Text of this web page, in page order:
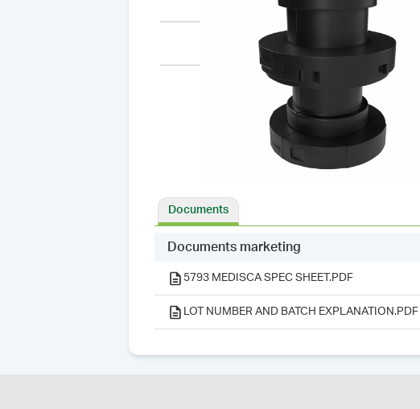
Documents
Documents marketing
5793 MEDISCA SPEC SHEET.PDF
LOT NUMBER AND BATCH EXPLANATION.PDF